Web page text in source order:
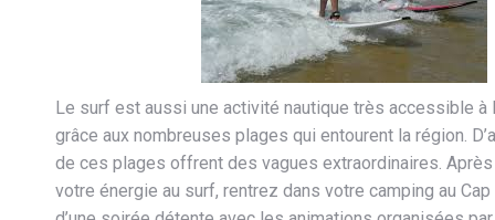
Le surf est aussi une activité nautique très accessible à
grâce aux nombreuses plages qui entourent la région.
de ces plages offrent des vagues extraordinaires.
votre énergie au surf, rentrez dans votre camping au